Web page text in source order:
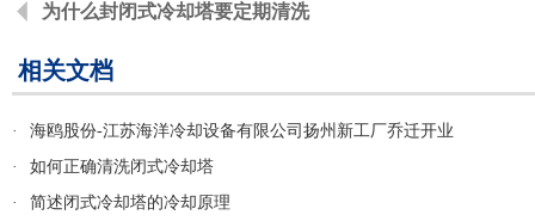
为什么封闭式冷却塔要定期清洗
相关文档
·
海鸥股份-江苏海洋冷却设备有限公司扬州新工厂乔迁开业
·
如何正确清洗闭式冷却塔
·
简述闭式冷却塔的冷却原理